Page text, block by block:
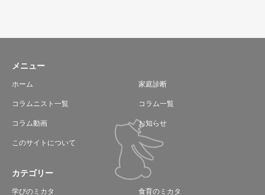
メニュー
ホーム 家庭診断
コラムニスト一覧 コラム一覧
コラム動画 お知らせ
このサイトについて
カテゴリー
学びのミカタ 食育のミカタ